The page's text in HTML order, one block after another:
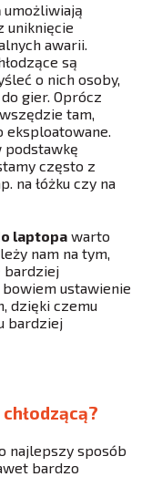
umożliwiają
uniknięcie
awarii.
są
o nich osoby,
gier. Oprócz
tam,
eksploatowane.
podstawkę
często z
na łóżku czy na
laptopa warto
nam na tym,
bardziej
ustawienie
dzięki czemu
bardziej
najlepszy sposób
bardzo